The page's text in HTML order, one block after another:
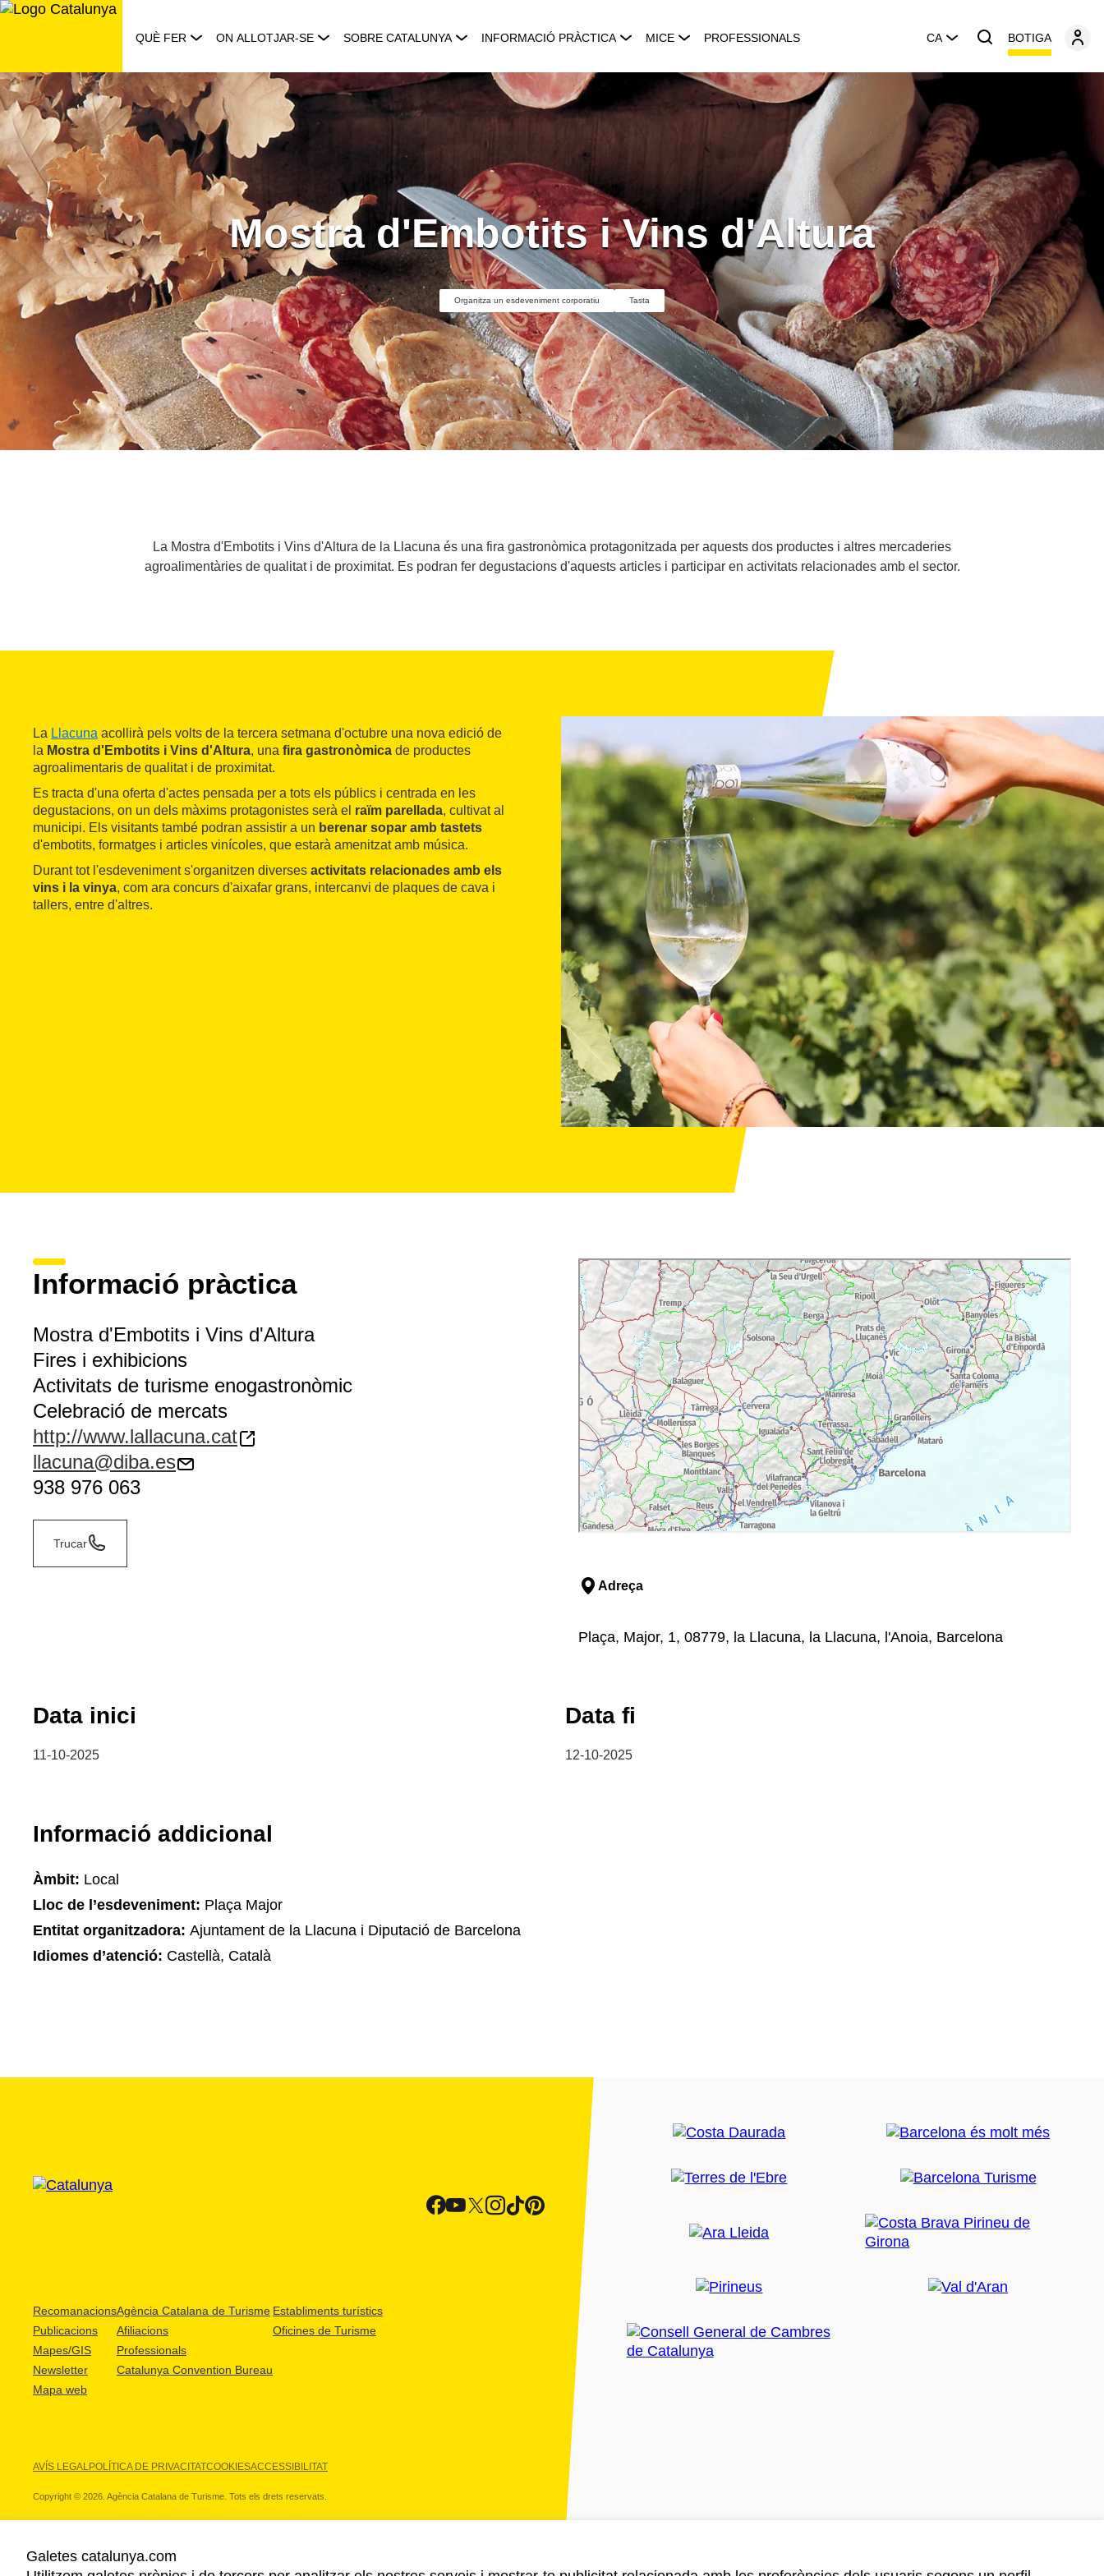
Saltar
QUÈ FER ON ALLOTJAR-SE SOBRE CATALUNYA INFORMACIÓ PRÀCTICA MICE PROFESSIONALS CA BOTIGA
Mostra d'Embotits i Vins d'Altura
Organitza un esdeveniment corporatiu Tasta
La Mostra d'Embotits i Vins d'Altura de la Llacuna és una fira gastronòmica protagonitzada per aquests dos productes i altres mercaderies
agroalimentàries de qualitat i de proximitat. Es podran fer degustacions d'aquests articles i participar en activitats relacionades amb el sector.
La Llacuna acollirà pels volts de la tercera setmana d'octubre una nova edició de
la Mostra d'Embotits i Vins d'Altura, una fira gastronòmica de productes
agroalimentaris de qualitat i de proximitat.
Es tracta d'una oferta d'actes pensada per a tots els públics i centrada en les
degustacions, on un dels màxims protagonistes serà el raïm parellada, cultivat al
municipi. Els visitants també podran assistir a un berenar sopar amb tastets
d'embotits, formatges i articles vinícoles, que estarà amenitzat amb música.
Durant tot l'esdeveniment s'organitzen diverses activitats relacionades amb els
vins i la vinya, com ara concurs d'aixafar grans, intercanvi de plaques de cava i
tallers, entre d'altres.
Informació pràctica
Mostra d'Embotits i Vins d'Altura
Fires i exhibicions
Activitats de turisme enogastronòmic
Celebració de mercats
http://www.lallacuna.cat
llacuna@diba.es
938 976 063
Trucar
Adreça
Plaça, Major, 1, 08779, la Llacuna, la Llacuna, l'Anoia, Barcelona
Data inici
11-10-2025
Data fi
12-10-2025
Informació addicional
Àmbit: Local
Lloc de l’esdeveniment: Plaça Major
Entitat organitzadora: Ajuntament de la Llacuna i Diputació de Barcelona
Idiomes d’atenció: Castellà, Català
Recomanacions
Publicacions
Mapes/GIS
Newsletter
Mapa web
Agència Catalana de Turisme
Afiliacions
Professionals
Catalunya Convention Bureau
Establiments turístics
Oficines de Turisme
AVÍS LEGALPOLÍTICA DE PRIVACITATCOOKIESACCESSIBILITAT
Copyright © 2026. Agència Catalana de Turisme. Tots els drets reservats.
Galetes catalunya.com